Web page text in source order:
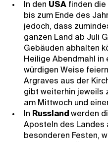
In den USA finden
bis zum Ende des
jedoch, dass
ganzen Land ab Juli
Gebäuden abhalten
Heilige Abendmahl in
würdigen Weise
Argraves aus der
gibt weiterhin jeweils
am Mittwoch und
In Russland werden
Aposteln des Landes
besonderen Festen,